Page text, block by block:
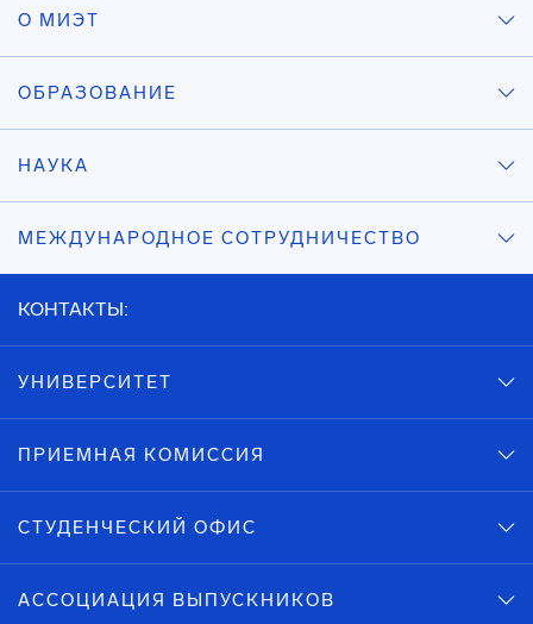
О МИЭТ
ОБРАЗОВАНИЕ
НАУКА
МЕЖДУНАРОДНОЕ СОТРУДНИЧЕСТВО
КОНТАКТЫ:
УНИВЕРСИТЕТ
ПРИЕМНАЯ КОМИССИЯ
СТУДЕНЧЕСКИЙ ОФИС
АССОЦИАЦИЯ ВЫПУСКНИКОВ